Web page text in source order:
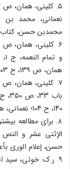
محمدبن حسن، کتاب
همان، ص ۱۳۹، ح ۱۰۳.
۱۴۰، ح ۱۰۴؛ نعمانی، همان، ص ۹۴، ح ۲۵.
۸. برای مطالعه
حسن، إعلام الوری بأعلام
۹. ر.ک: خوئی، سید ابوالقاسم، معجم رجال الحدیث، ج ۱۶، ص ۳۰۹.